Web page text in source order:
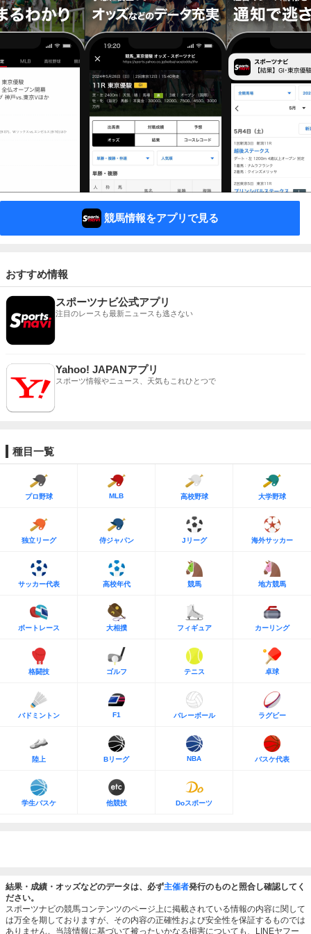
競馬情報をアプリで見る
おすすめ情報
スポーツナビ公式アプリ
注目のレースも最新ニュースも逃さない
Yahoo! JAPANアプリ
スポーツ情報やニュース、天気もこれひとつで
種目一覧
プロ野球 MLB 高校野球 大学野球
独立リーグ 侍ジャパン Jリーグ 海外サッカー
サッカー代表 高校年代 競馬 地方競馬
ボートレース 大相撲 フィギュア カーリング
格闘技 ゴルフ テニス 卓球
バドミントン F1 バレーボール ラグビー
陸上 Bリーグ NBA バスケ代表
学生バスケ 他競技 Doスポーツ
結果・成績・オッズなどのデータは、必ず主催者発行のものと照合し確認してく
ださい。
スポーツナビの競馬コンテンツのページ上に掲載されている情報の内容に関して
は万全を期しておりますが、その内容の正確性および安全性を保証するものでは
ありません。当該情報に基づいて被ったいかなる損害についても、LINEヤフー